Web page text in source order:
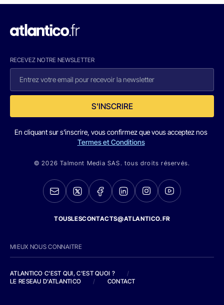
RECEVEZ NOTRE NEWSLETTER
S'INSCRIRE
En cliquant sur s'inscrire, vous confirmez que vous acceptez nos
Termes et Conditions
© 2026 Talmont Media SAS. tous droits réservés.
TOUSLESCONTACTS@ATLANTICO.FR
MIEUX NOUS CONNAITRE
ATLANTICO C'EST QUI, C'EST QUOI ?
/
LE RESEAU D'ATLANTICO
/ CONTACT